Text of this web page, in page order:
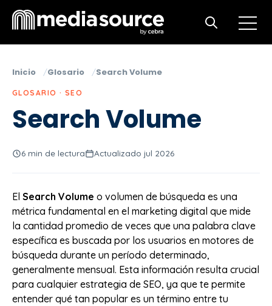
Open
Open search
Inicio Glosario Search Volume
GLOSARIO · SEO
Search Volume
6 min de lectura Actualizado jul 2026
El Search Volume o volumen de búsqueda es una
métrica fundamental en el marketing digital que mide
la cantidad promedio de veces que una palabra clave
específica es buscada por los usuarios en motores de
búsqueda durante un período determinado,
generalmente mensual. Esta información resulta crucial
para cualquier estrategia de SEO, ya que te permite
entender qué tan popular es un término entre tu